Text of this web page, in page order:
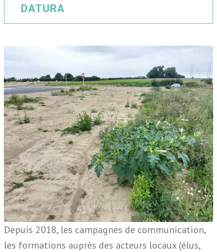
DATURA
Depuis 2018, les campagnes de communication,
les formations auprès des acteurs locaux (élus,